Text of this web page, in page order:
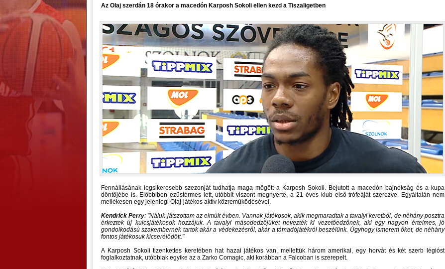
Az Olaj szerdán 18 órakor a macedón Karposh Sokoli ellen kezd a Tiszaligetben
Fennállásának legsikeresebb szezonját tudhatja maga mögött a Karposh Sokoli. Bejutott a macedón bajnokság és a kupa
döntőjébe is. Előbbiben ezüstérmes lett, utóbbit viszont megnyerte, a 21 éves klub első trófeáját szerezve. Egyáltalán nem
mellékesen egy jelenlegi Olaj-játékos aktív közreműködésével.
Kendrick Perry: Náluk játszottam az elmúlt évben. Vannak játékosok, akik megmaradtak a tavalyi keretből, de néhány posztra
érkeztek új kulcsjátékosok hozzájuk. A tavalyi másodedzőjüket nevezték ki vezetőedzőnek, aki egy nagyon értelmes, jó
gondolkodású szakembernek tartok akár a védekezésről, akár a támadójátékról beszélünk. Úgyhogy ismerem őket, de néhány
fontos játékosuk kicserélődött.
A Karposh Sokoli tizenkettes keretében hat hazai játékos van, mellettük három amerikai, egy horvát és két szerb légióst
foglalkoztatnak, utóbbiak egyike az a Zarko Comagic, aki korábban a Falcoban is szerepelt.